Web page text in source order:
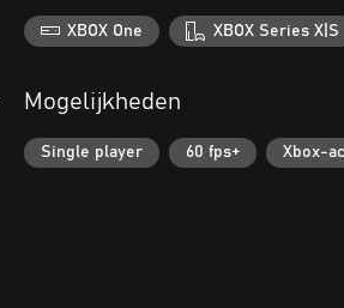
XBOX One XBOX Series X|S
Mogelijkheden
Single player 60 fps+ Xbox-